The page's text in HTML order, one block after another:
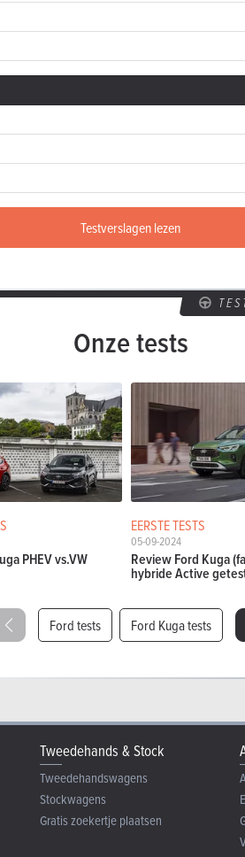
Testverslagen lezen
Onze tests
PHEV vs.VW
EERSTE TESTS
05-09-2024
Review Ford Kuga
hybride Active
Ford tests Ford Kuga tests
Tweedehands & Stock
Tweedehandswagens
Stockwagens
Gratis zoekertje plaatsen